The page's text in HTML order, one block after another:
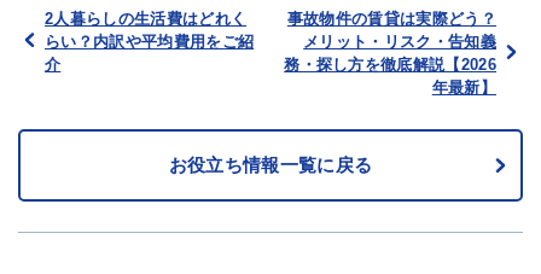
2人暮らしの生活費はどれく
らい？内訳や平均費用をご紹
介
事故物件の賃貸は実際どう？
メリット・リスク・告知義
務・探し方を徹底解説【2026
年最新】
お役立ち情報一覧に戻る